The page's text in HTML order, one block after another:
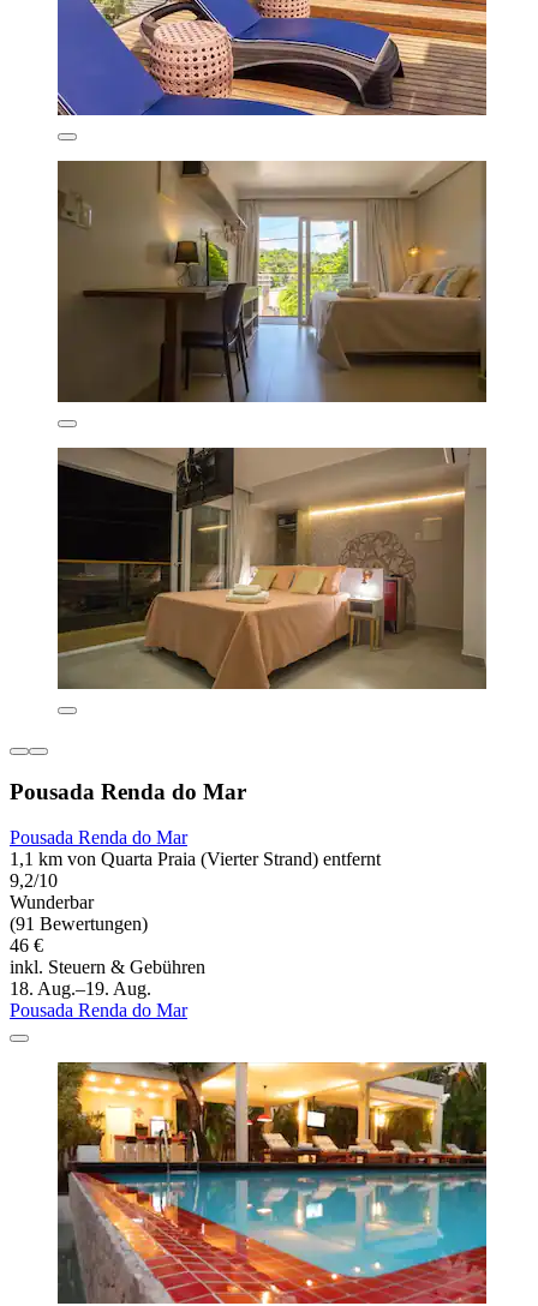
Pousada Renda do Mar
Pousada Renda do Mar
1,1 km von Quarta Praia (Vierter Strand) entfernt
9,2/10
Wunderbar
(91 Bewertungen)
46 €
inkl. Steuern & Gebühren
18. Aug.–19. Aug.
Pousada Renda do Mar